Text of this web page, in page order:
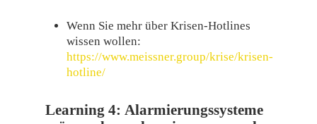
Wenn Sie mehr über Krisen-Hotlines
wissen wollen:
https://www.meissner.group/krise/krisen-
hotline/
Learning 4: Alarmierungssysteme